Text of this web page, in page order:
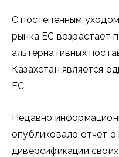
С постепенным
рынка ЕС возрастает
альтернативных
Казахстан является
ЕС.
Недавно
опубликовало отчет о
диверсификации